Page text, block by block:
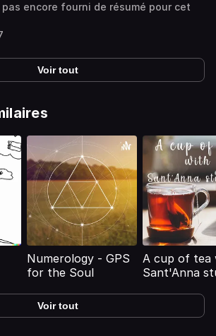
encore fourni de résumé pour cet
Voir tout
Numerology - GPS
for the Soul
A cup of tea
Sant'Anna
Voir tout